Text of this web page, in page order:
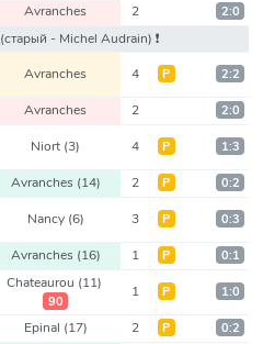
Avranches 2 2:0
(старый - Michel Audrain) ❗️
Avranches 4 Р 2:2
Avranches 2 2:0
Niort (3) 4 Р 1:3
Avranches (14) 2 Р 0:2
Nancy (6) 3 Р 0:3
Avranches (16) 1 Р 0:1
Chateaurou (11)
90
1 Р 1:0
Epinal (17) 2 Р 0:2